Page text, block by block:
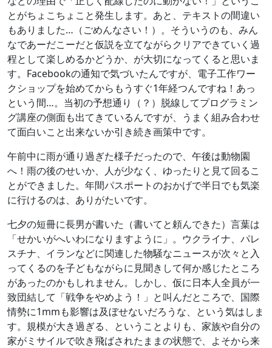
とがちょこちょこと発生します。あと、テキストの間違い
もありました…（ごめんなさい！）。そういうのも、みん
なであーだこーだと仮説を立てながらクリアできていく過
程として楽しめるかどうか、が大切になってくると思いま
す。Facebookの通知で気づいたんですが、電子工作ワー
クショップを始めてからもうすぐ1年経つんですね！あっ
という間…。当初の予想通り（？）脱線してプログラミン
グ講座の側面も出てきているんですが、うまく組み合わせ
て面白いこと出来ないか引き続き画策中です。
午前中に雨が通り過ぎた様子だったので、午後は動物園
へ！雨の後のせいか、人が少なく、ゆったりと見て回るこ
とができました。年間パスポートのおかげで半日でも気楽
に行けるのは、ありがたいです。
七夕の短冊に長男が書いた（書いてと頼んできた）言葉は
「せかいがへいわになりますように」。ウクライナ、パレ
スチナ、イランなどに関連した物騒なニュースが次々と入
ってくるのを子どもながらに見聞きして何か感じたところ
があったのかもしれません。しかし、仮に日本人全員が一
致団結して「戦争をやめよう！」と叫んだところで、国際
情勢に1mmも影響は及ぼせないだろうな、という気はしま
す。規模が大き過ぎる、ということよりも、家族や自分の
家がミサイルで吹き飛ばされたままの状態で、よそから来